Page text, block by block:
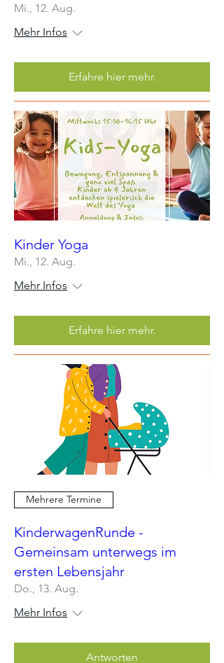
Mi., 12. Aug.
Mehr Infos
Erfahre hier mehr.
Kinder Yoga
Mi., 12. Aug.
Mehr Infos
Erfahre hier mehr.
Mehrere Termine
KinderwagenRunde -
Gemeinsam unterwegs im
ersten Lebensjahr
Do., 13. Aug.
Mehr Infos
Antworten